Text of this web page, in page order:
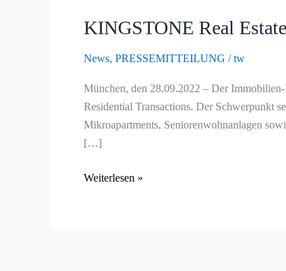
KINGSTONE Real
News, PRESSEMITTEILUNG /tw
München, den 28.09.2022 – Der
Residential Transactions. Der Schwerpunkt
Mikroapartments, Seniorenwohnanlagen
[…]
Estate
Simon
Residential
Weiterlesen »